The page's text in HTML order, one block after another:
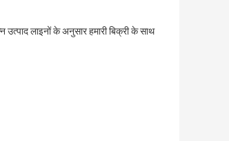
लाइनों के अनुसार हमारी बिक्री के साथ